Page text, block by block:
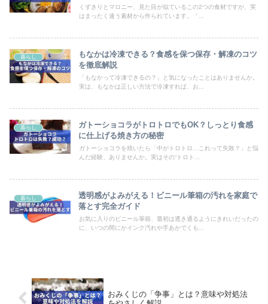
くずきりとマロニー、見た目が似ているこの2つの食材ですが、実
はまったく違う素材から作られています。「...
暮らし
もなかは冷凍できる？食感を保つ保存・解凍のコツ
を徹底解説
「もなかって冷凍できるの？」と気になったことはありませんか。
実は、もなかは正しい方法で冷凍すれば、お...
暮らし
ガトーショコラがトロトロでもOK？しっとり食感
に仕上げる焼き方の秘密
ガトーショコラを焼いたら「中がトロトロ…これって失敗？」と悩
んだ経験、ありませんか。実はその“トロト...
暮らし
透明感がよみがえる！ビニール筆箱の汚れを家庭で
落とす完全ガイド
お気に入りのビニール筆箱、最初は透き通るようにきれいだったの
に、いつの間にかインク汚れや手あかでくも...
おみくじの「争事」とは？意味や対処法